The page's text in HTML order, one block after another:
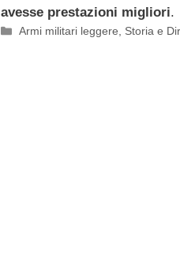
avesse prestazioni migliori.
Categorie
Armi militari leggere, Storia e